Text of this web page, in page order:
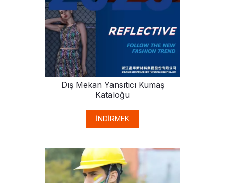
Dış Mekan Yansıtıcı Kumaş
Kataloğu
İNDİRMEK